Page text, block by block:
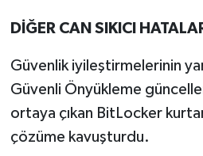
DİĞER CAN SIKICI
Güvenlik iyileştirmelerinin
Güvenli Önyükleme
ortaya çıkan BitLocker
çözüme kavuşturdu.